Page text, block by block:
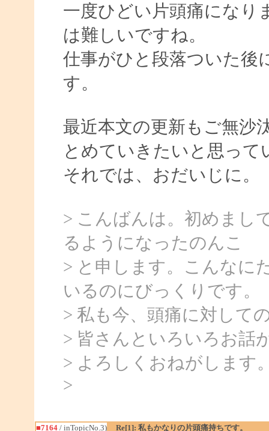
一度ひどい片頭痛になり
は難しいですね。
仕事がひと段落ついた後
す。
最近本文の更新もご無沙
とめていきたいと思って
それでは、おだいじに。
> こんばんは。初めまし
るようになったのんこ
> と申します。こんなに
いるのにびっくりです。
> 私も今、頭痛に対して
> 皆さんといろいろお話
> よろしくおねがします
>
■7164/ inTopicNo.3) Re[1]: 私もかなりの片頭痛持ちです。